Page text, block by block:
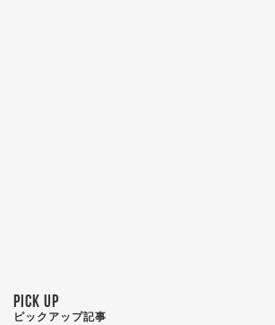
PICK UP
ピックアップ記事